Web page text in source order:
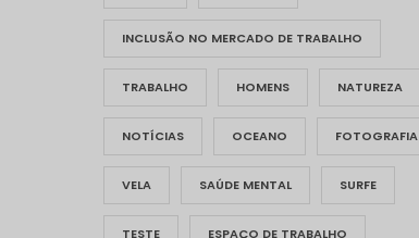
INCLUSÃO NO MERCADO DE TRABALHO
TRABALHO HOMENS NATUREZA
NOTÍCIAS OCEANO FOTOGRAFIA
VELA SAÚDE MENTAL SURFE
TESTE ESPAÇO DE TRABALHO